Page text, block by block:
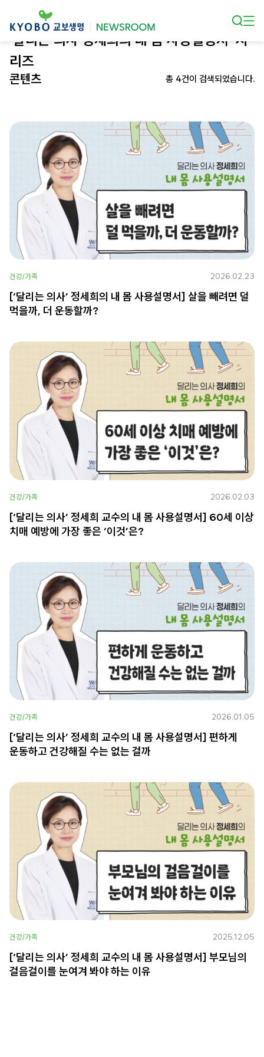
‘달리는 의사 정세희의 내 몸 사용설명서’ 시
리즈
콘텐츠 총 4건이 검색되었습니다.
건강/가족 2026.02.23
[‘달리는 의사’ 정세희의 내 몸 사용설명서] 살을 빼려면 덜
먹을까, 더 운동할까?
건강/가족 2026.02.03
[‘달리는 의사’ 정세희 교수의 내 몸 사용설명서] 60세 이상
치매 예방에 가장 좋은 ‘이것’은?
건강/가족 2026.01.05
[‘달리는 의사’ 정세희 교수의 내 몸 사용설명서] 편하게
운동하고 건강해질 수는 없는 걸까
건강/가족 2025.12.05
[‘달리는 의사’ 정세희 교수의 내 몸 사용설명서] 부모님의
걸음걸이를 눈여겨 봐야 하는 이유